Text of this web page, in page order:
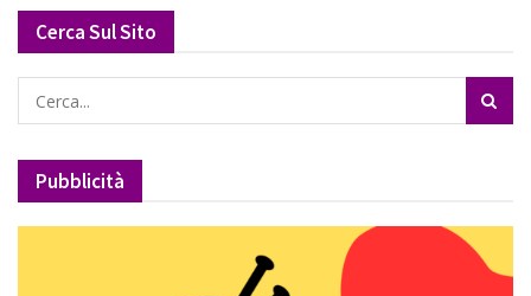
Cerca Sul Sito
Pubblicità